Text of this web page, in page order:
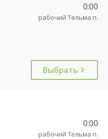
0:00
рабочий Тельма п.
Выбрать
0:00
рабочий Тельма п.